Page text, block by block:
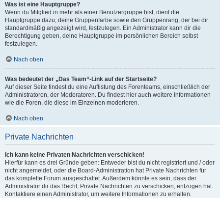
Was ist eine Hauptgruppe?
Wenn du Mitglied in mehr als einer Benutzergruppe bist, dient die
Hauptgruppe dazu, deine Gruppenfarbe sowie den Gruppenrang, der bei dir
standardmäßig angezeigt wird, festzulegen. Ein Administrator kann dir die
Berechtigung geben, deine Hauptgruppe im persönlichen Bereich selbst
festzulegen.
Nach oben
Was bedeutet der „Das Team“-Link auf der Startseite?
Auf dieser Seite findest du eine Auflistung des Forenteams, einschließlich der
Administratoren, der Moderatoren. Du findest hier auch weitere Informationen
wie die Foren, die diese im Einzelnen moderieren.
Nach oben
Private Nachrichten
Ich kann keine Privaten Nachrichten verschicken!
Hierfür kann es drei Gründe geben: Entweder bist du nicht registriert und / oder
nicht angemeldet, oder die Board-Administration hat Private Nachrichten für
das komplette Forum ausgeschaltet. Außerdem könnte es sein, dass der
Administrator dir das Recht, Private Nachrichten zu verschicken, entzogen hat.
Kontaktiere einen Administrator, um weitere Informationen zu erhalten.